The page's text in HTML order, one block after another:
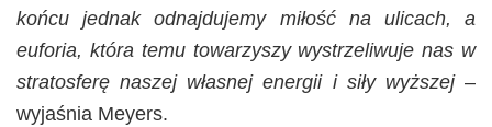
końcu jednak odnajdujemy miłość na ulicach, a
euforia, która temu towarzyszy wystrzeliwuje nas w
stratosferę naszej własnej energii i siły wyższej–
wyjaśnia Meyers.